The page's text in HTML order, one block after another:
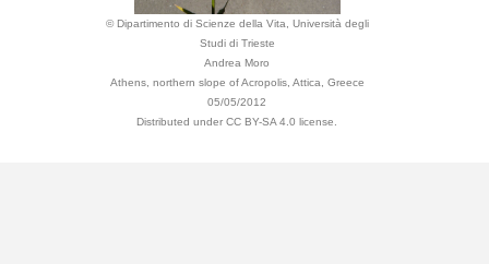
© Dipartimento di Scienze della Vita, Università degli
Studi di Trieste
Andrea Moro
Athens, northern slope of Acropolis, Attica, Greece
05/05/2012
Distributed under CC BY-SA 4.0 license.